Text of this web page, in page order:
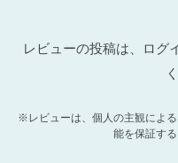
レビューの投稿は、ログ
※レビューは、個人の主観によ
能を保証する